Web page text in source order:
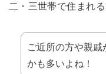
二・三世帯で住まれ
ご近所の方や親戚
かも多いよね！